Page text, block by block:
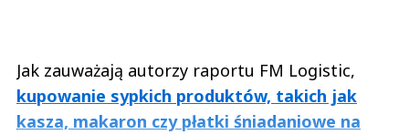
Jak zauważają autorzy raportu FM Logistic,
kupowanie sypkich produktów, takich jak
kasza, makaron czy płatki śniadaniowe na